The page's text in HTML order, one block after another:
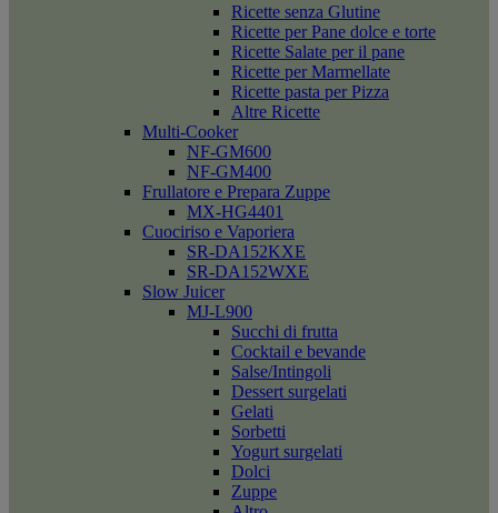
Ricette senza Glutine
Ricette per Pane dolce e torte
Ricette Salate per il pane
Ricette per Marmellate
Ricette pasta per Pizza
Altre Ricette
Multi-Cooker
NF-GM600
NF-GM400
Frullatore e Prepara Zuppe
MX-HG4401
Cuociriso e Vaporiera
SR-DA152KXE
SR-DA152WXE
Slow Juicer
MJ-L900
Succhi di frutta
Cocktail e bevande
Salse/Intingoli
Dessert surgelati
Gelati
Sorbetti
Yogurt surgelati
Dolci
Zuppe